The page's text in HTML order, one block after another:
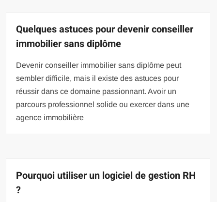
Quelques astuces pour devenir conseiller
immobilier sans diplôme
Devenir conseiller immobilier sans diplôme peut
sembler difficile, mais il existe des astuces pour
réussir dans ce domaine passionnant. Avoir un
parcours professionnel solide ou exercer dans une
agence immobilière
Pourquoi utiliser un logiciel de gestion RH
?